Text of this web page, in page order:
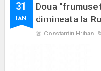
31
IAN
Doua
dimineata la
Constantin Hriban